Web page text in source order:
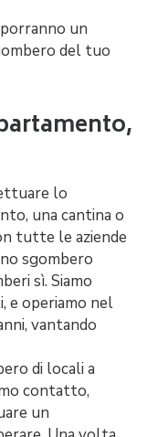
un
del tuo
lo
una cantina o
tutte le aziende
sgombero
sì. Siamo
e operiamo nel
vantando
di locali a
contatto,
un